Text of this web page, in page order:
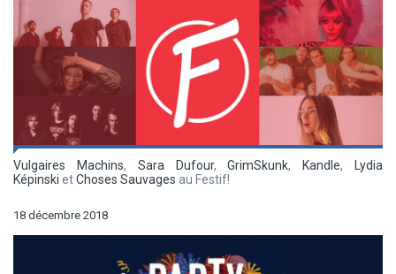
Vulgaires Machins, Sara Dufour,GrimSkunk, Kandle,
Lydia
Képinski etChoses Sauvages au Festif!
18 décembre 2018